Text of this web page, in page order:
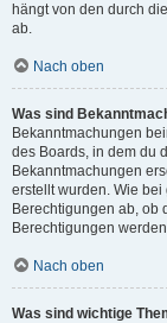
hängt von den durch
ab.
Nach oben
Was sind
Bekanntmachungen
des Boards, in dem du
Bekanntmachungen
erstellt wurden. Wie
Berechtigungen ab, ob
Berechtigungen
Nach oben
Was sind wichtige